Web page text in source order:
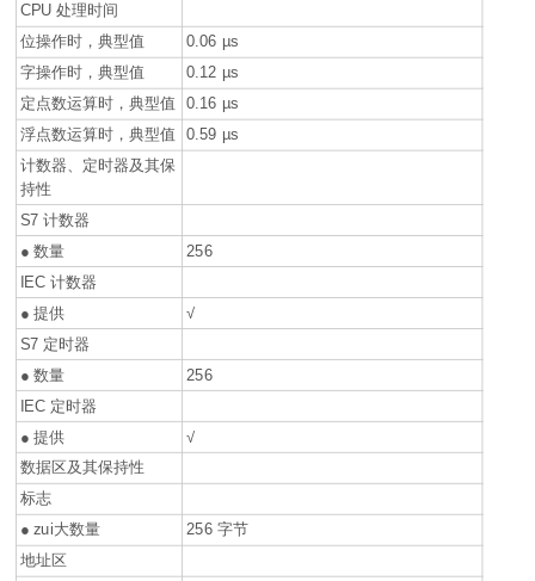
CPU 处理时间
位操作时，典型值
0.06 µs
字操作时，典型值
0.12 µs
定点数运算时，典型值 0.16 µs
浮点数运算时，典型值
0.59 µs
计数器、定时器及其保
持性
S7 计数器
● 数量
256
IEC 计数器
● 提供
√
S7 定时器
● 数量
256
IEC 定时器
● 提供
√
数据区及其保持性
标志
● zui大数量
256 字节
地址区